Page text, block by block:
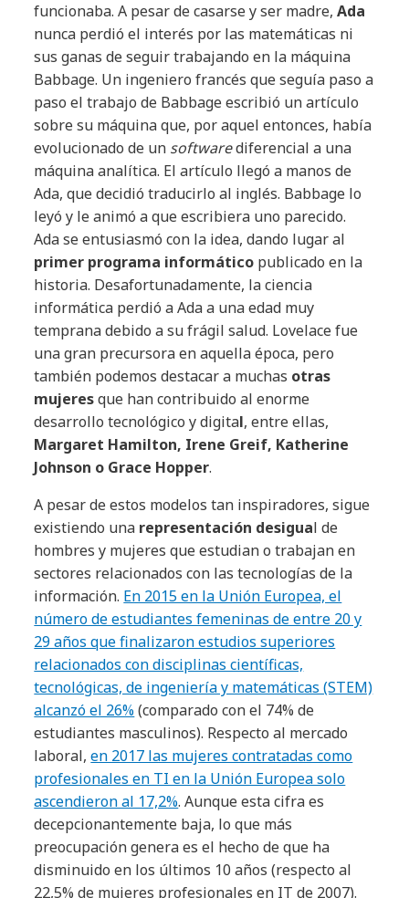
funcionaba. A pesar de casarse y ser madre,Ada
nunca perdió el interés por las matemáticas ni
sus ganas de seguir trabajando en la máquina
Babbage. Un ingeniero francés que seguía paso a
paso el trabajo de Babbage escribió un artículo
sobre su máquina que, por aquel entonces, había
evolucionado de un softwarediferencial a una
máquina analítica. El artículo llegó a manos de
Ada, que decidió traducirlo al inglés. Babbage lo
leyó y le animó a que escribiera uno parecido.
Ada se entusiasmó con la idea, dando lugar al
primer programa informático publicado en la
historia. Desafortunadamente, la ciencia
informática perdió a Ada a una edad muy
temprana debido a su frágil salud. Lovelace fue
una gran precursora en aquella época, pero
también podemos destacar a muchas otras
mujeresque han contribuido al enorme
desarrollo tecnológico y digital, entre ellas,
Margaret Hamilton, Irene Greif, Katherine
Johnson o Grace Hopper.
A pesar de estos modelos tan inspiradores, sigue
existiendo una representación desigual de
hombres y mujeres que estudian o trabajan en
sectores relacionados con las tecnologías de la
información. En 2015 en la Unión Europea, el
número de estudiantes femeninas de entre 20 y
29 años que finalizaron estudios superiores
relacionados con disciplinas científicas,
tecnológicas, de ingeniería y matemáticas (STEM)
alcanzó el 26%(comparado con el 74% de
estudiantes masculinos). Respecto al mercado
laboral,en 2017 las mujeres contratadas como
profesionales en TI en la Unión Europea solo
ascendieron al 17,2%. Aunque esta cifra es
decepcionantemente baja, lo que más
preocupación genera es el hecho de que ha
disminuido en los últimos 10 años (respecto al
22,5% de mujeres profesionales en IT de 2007).